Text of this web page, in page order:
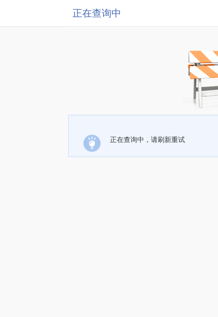
正在查询中
正在查询中，请刷新重试